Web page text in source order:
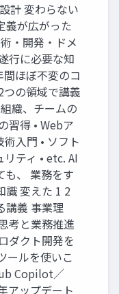
計 変わらない
義が広がった
・開発・ドメ
⾏に必要な知
ほぼ不変のコ
の領域で講義
織、チームの
習得 • Webア
⼊⾨ • ソフト
ティ • etc. AI
も、 業務をす
識 変えた 1 2
講義 事業理
考と業務推進
ダクト開発を
ールを使いこ
Copilot／
アップデート